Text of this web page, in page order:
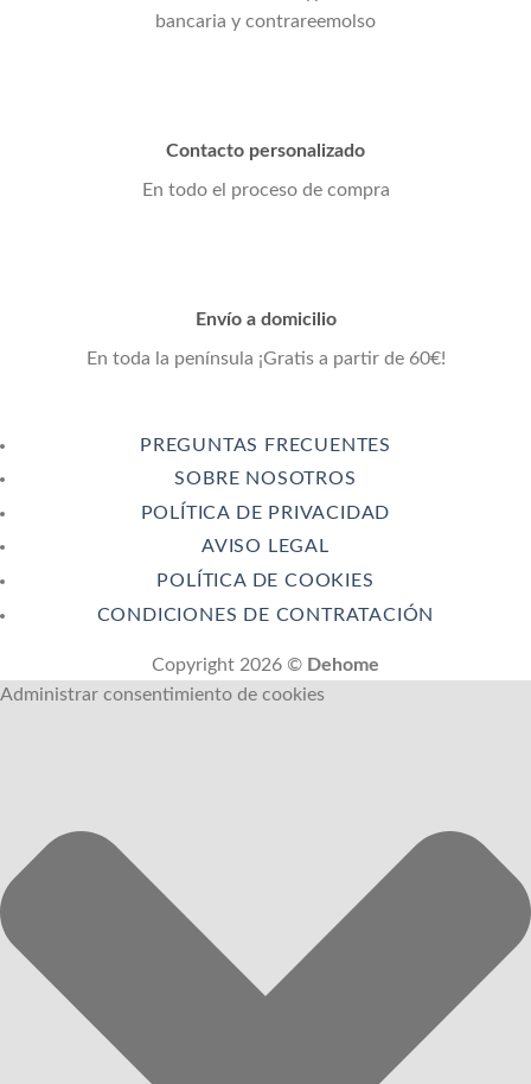
bancaria y contrareemolso
Contacto personalizado
En todo el proceso de compra
Envío a domicilio
En toda la península ¡Gratis a partir de 60€!
PREGUNTAS FRECUENTES
SOBRE NOSOTROS
POLÍTICA DE PRIVACIDAD
AVISO LEGAL
POLÍTICA DE COOKIES
CONDICIONES DE CONTRATACIÓN
Copyright 2026 © Dehome
Administrar consentimiento de cookies